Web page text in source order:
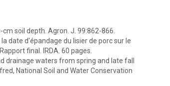
soil depth. Agron. J. 99:862-866.
la date d'épandage du lisier de porc sur le
final. IRDA. 60 pages.
drainage waters from spring and late fall
National Soil and Water Conservation